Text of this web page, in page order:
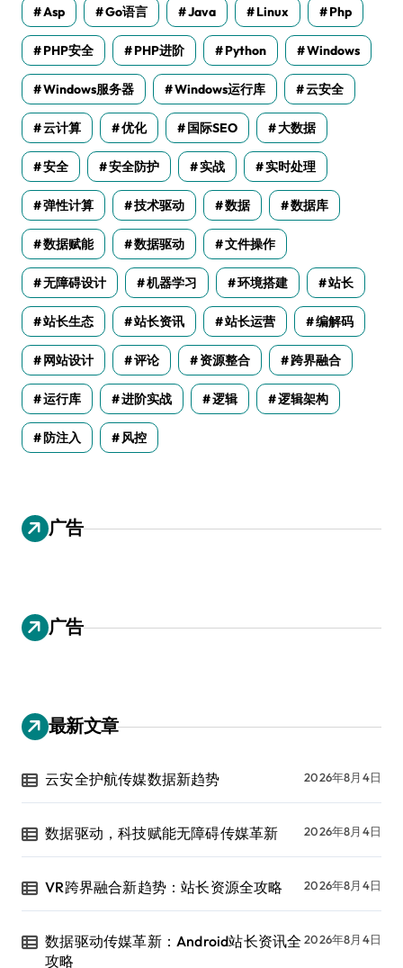
Asp Go语言 Java Linux Php
PHP安全 PHP进阶 Python Windows
Windows服务器 Windows运行库 云安全
云计算 优化 国际SEO 大数据
安全 安全防护 实战 实时处理
弹性计算 技术驱动 数据 数据库
数据赋能 数据驱动 文件操作
无障碍设计 机器学习 环境搭建 站长
站长生态 站长资讯 站长运营 编解码
网站设计 评论 资源整合 跨界融合
运行库 进阶实战 逻辑 逻辑架构
防注入 风控
广告
广告
最新文章
云安全护航传媒数据新趋势 2026年8月4日
数据驱动，科技赋能无障碍传媒革新 2026年8月4日
VR跨界融合新趋势：站长资源全攻略 2026年8月4日
数据驱动传媒革新：Android站长资讯全
攻略
2026年8月4日